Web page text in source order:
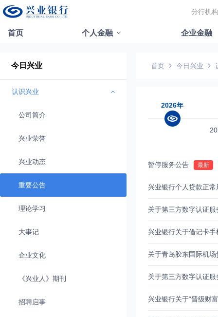
分行机构
首页 个人金融 企业金融
今日兴业
认识兴业
公司简介
兴业荣誉
兴业动态
重要公告
理论学习
大事记
企业文化
《兴业人》期刊
招聘启事
首页 今日兴业
2026年
暂停服务公告
兴业银行个人贷款正
关于第三方数字认证
兴业银行关于借记卡
关于青岛胶东国际机
关于第三方数字认证
兴业银行关于“晋级财